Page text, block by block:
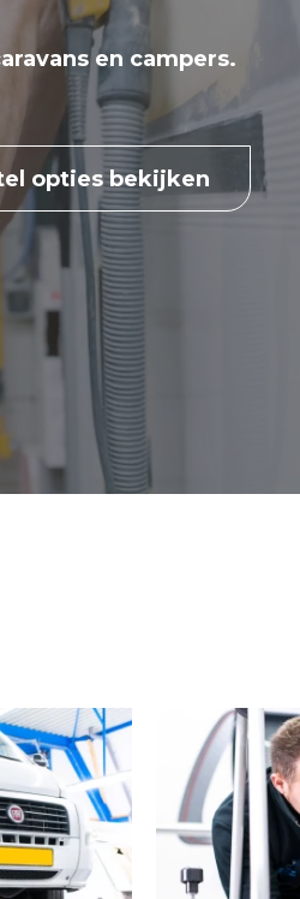
en campers.
opties bekijken